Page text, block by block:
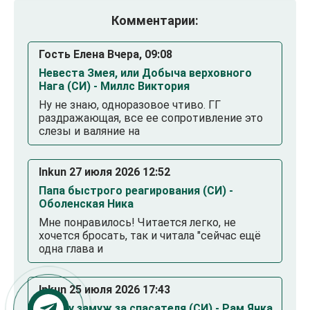
Комментарии:
Гость Елена Вчера, 09:08
Невеста Змея, или Добыча верховного
Нага (СИ) - Миллс Виктория
Ну не знаю, одноразовое чтиво. ГГ
раздражающая, все ее сопротивление это
слезы и валяние на
Inkun 27 июля 2026 12:52
Папа быстрого реагирования (СИ) -
Оболенская Ника
Мне понравилось! Читается легко, не
хочется бросать, так и читала "сейчас ещё
одна глава и
Inkun 25 июля 2026 17:43